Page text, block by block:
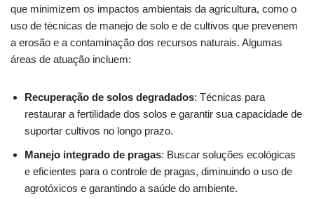
que minimizem os impactos ambientais da agricultura, como o
uso de técnicas de manejo de solo e de cultivos que prevenem
a erosão e a contaminação dos recursos naturais. Algumas
áreas de atuação incluem:
Recuperação de solos degradados: Técnicas para
restaurar a fertilidade dos solos e garantir sua capacidade de
suportar cultivos no longo prazo.
Manejo integrado de pragas: Buscar soluções ecológicas
e eficientes para o controle de pragas, diminuindo o uso de
agrotóxicos e garantindo a saúde do ambiente.